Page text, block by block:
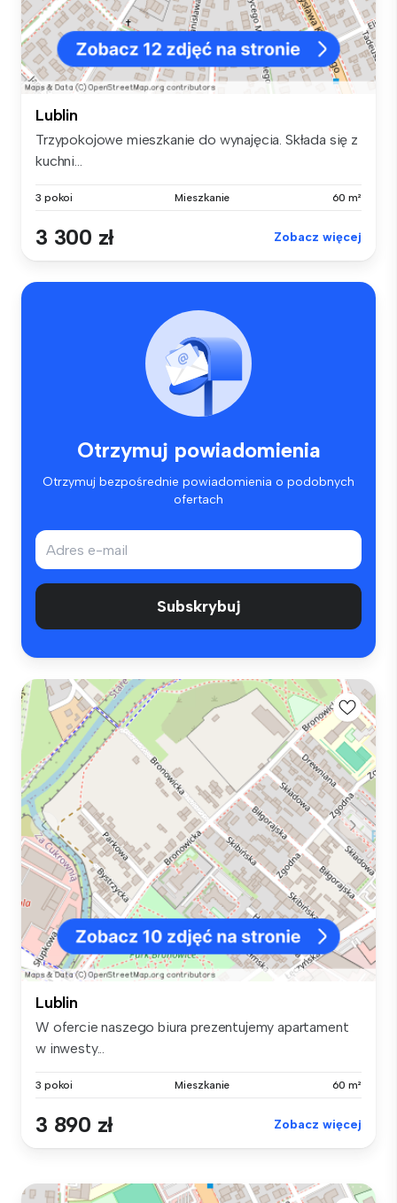
Lublin
Trzypokojowe mieszkanie do wynajęcia. Składa się z
kuchni...
3 pokoi Mieszkanie 60 m²
3 300 zł Zobacz więcej
Otrzymuj powiadomienia
Otrzymuj bezpośrednie powiadomienia o podobnych
ofertach
Subskrybuj
Lublin
W ofercie naszego biura prezentujemy apartament
w inwesty...
3 pokoi Mieszkanie 60 m²
3 890 zł Zobacz więcej